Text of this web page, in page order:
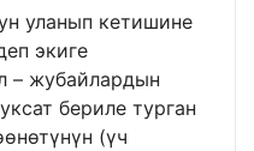
уланып кетишине
экиге
– жубайлардын
бериле турган
(үч